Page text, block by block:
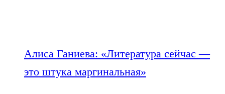
Алиса Ганиева: «Литература сейчас —
это штука маргинальная»